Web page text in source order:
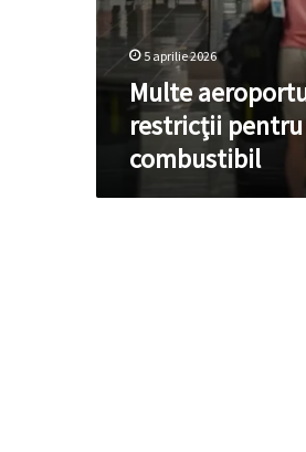
5 aprilie 2026
Multe
restricţii
combustibil